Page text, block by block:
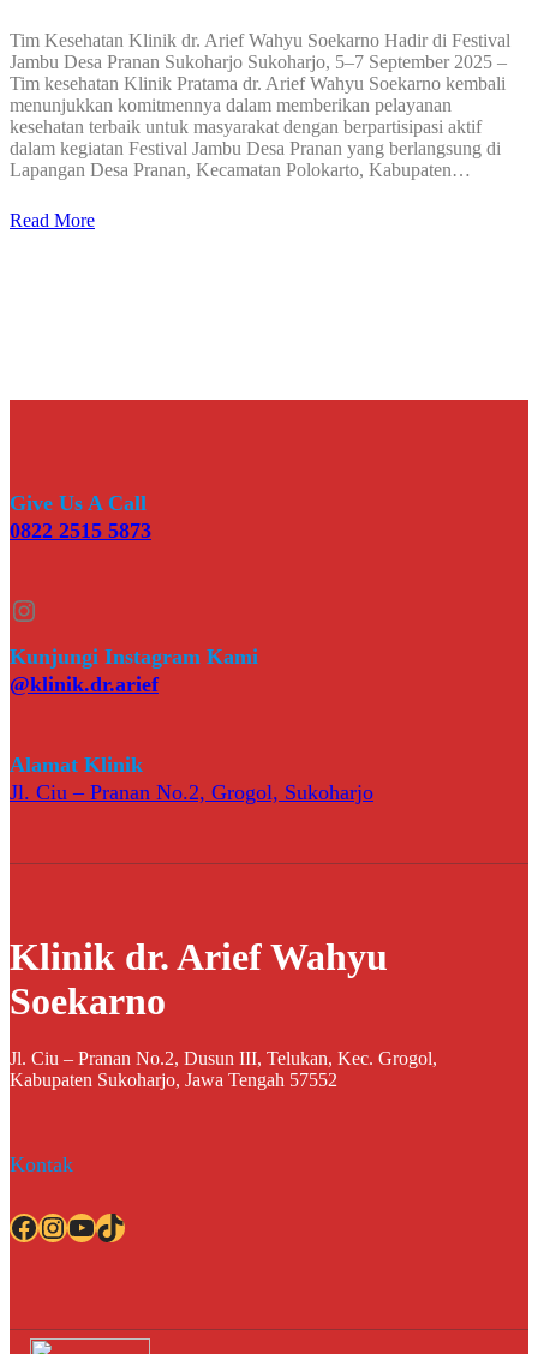
Tim Kesehatan Klinik dr. Arief Wahyu Soekarno Hadir di Festival
Jambu Desa Pranan Sukoharjo Sukoharjo, 5–7 September 2025 –
Tim kesehatan Klinik Pratama dr. Arief Wahyu Soekarno kembali
menunjukkan komitmennya dalam memberikan pelayanan
kesehatan terbaik untuk masyarakat dengan berpartisipasi aktif
dalam kegiatan Festival Jambu Desa Pranan yang berlangsung di
Lapangan Desa Pranan, Kecamatan Polokarto, Kabupaten…
Read More
Give Us A Call
0822 2515 5873
Instagram
Kunjungi Instagram Kami
@klinik.dr.arief
Alamat Klinik
Jl. Ciu – Pranan No.2, Grogol, Sukoharjo
Klinik dr. Arief Wahyu
Soekarno
Jl. Ciu – Pranan No.2, Dusun III, Telukan, Kec. Grogol,
Kabupaten Sukoharjo, Jawa Tengah 57552
Kontak
Facebook InstagramYouTube TikTok